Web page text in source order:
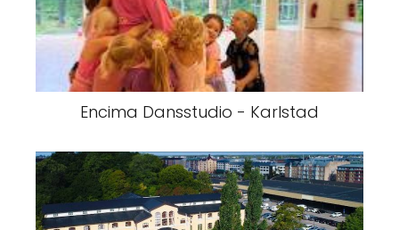
Encima Dansstudio - Karlstad